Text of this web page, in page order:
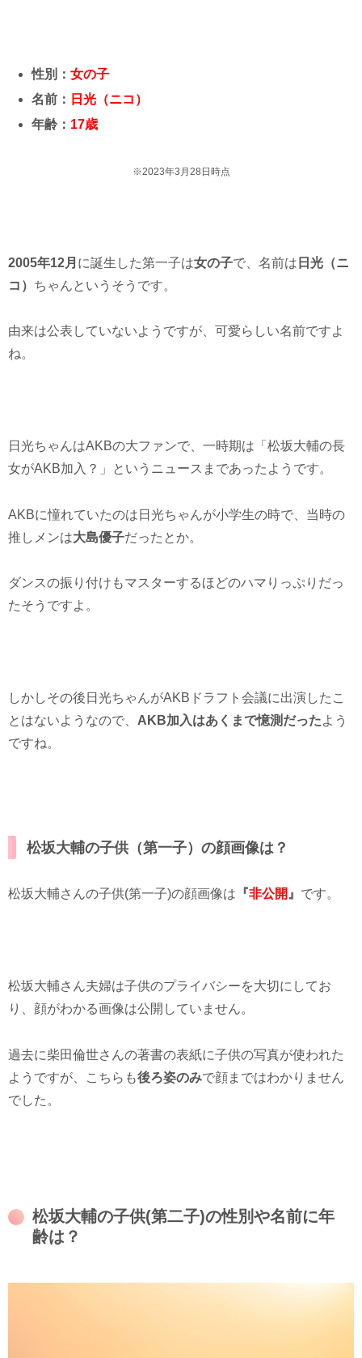
性別：女の子
名前： 日光（ニコ）
年齢： 17歳
※2023年3月28日時点
2005年12月 に誕生した第一子は女の子で、名前は 日光（ニ
コ） ちゃんというそうです。
由来は公表していないようですが、可愛らしい名前ですよ
ね。
日光ちゃんはAKBの大ファンで、一時期は「松坂大輔の長
女がAKB加入？」というニュースまであったようです。
AKBに憧れていたのは日光ちゃんが小学生の時で、当時の
推しメンは大島優子だったとか。
ダンスの振り付けもマスターするほどのハマりっぷりだっ
たそうですよ。
しかしその後日光ちゃんがAKBドラフト会議に出演したこ
とはないようなので、 AKB加入はあくまで憶測だったよう
ですね。
松坂大輔の子供（第一子）の顔画像は？
松坂大輔さんの子供(第一子)の顔画像は 『非公開』 です。
松坂大輔さん夫婦は子供のプライバシーを大切にしてお
り、顔がわかる画像は公開していません。
過去に柴田倫世さんの著書の表紙に子供の写真が使われた
ようですが、こちらも後ろ姿のみで顔まではわかりません
でした。
松坂大輔の子供(第二子)の性別や名前に年
齢は？